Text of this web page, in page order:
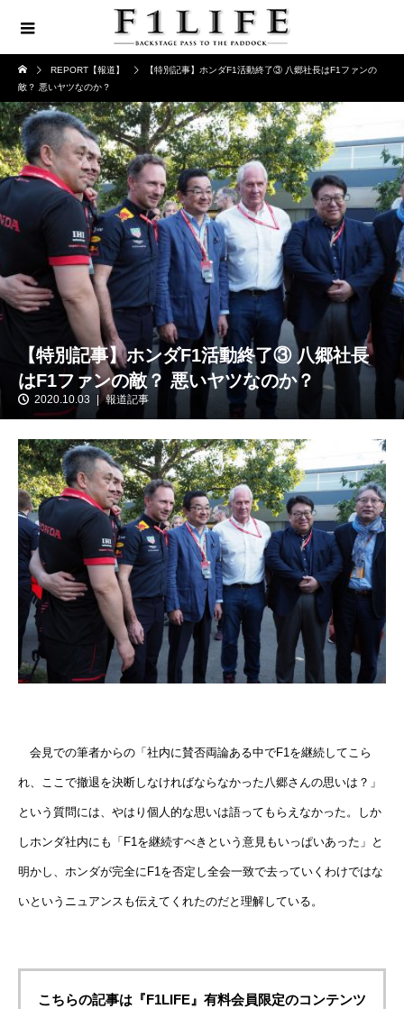
REPORT【報道】
【特別記事】ホンダF1活動終了③ 八郷社長はF1ファンの
敵？ 悪いヤツなのか？
【特別記事】ホンダF1活動終了③ 八郷社長
はF1ファンの敵？ 悪いヤツなのか？
2020.10.03 報道記事
会見での筆者からの「社内に賛否両論ある中でF1を継続してこら
れ、ここで撤退を決断しなければならなかった八郷さんの思いは？」
という質問には、やはり個人的な思いは語ってもらえなかった。しか
しホンダ社内にも「F1を継続すべきという意見もいっぱいあった」と
明かし、ホンダが完全にF1を否定し全会一致で去っていくわけではな
いというニュアンスも伝えてくれたのだと理解している。
こちらの記事は『F1LIFE』有料会員限定のコンテンツ